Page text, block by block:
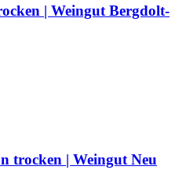
| Weingut Bergdolt-
trocken | Weingut Neu